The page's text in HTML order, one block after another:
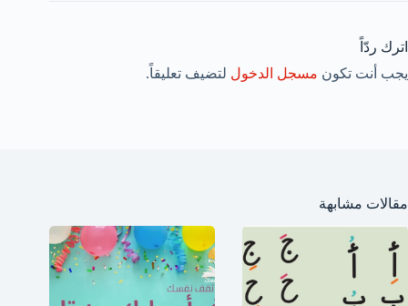
اترك ردّاً
يجب أنت تكون مسجل الدخول لتضيف تعليقاً.
مقالات مشابهة